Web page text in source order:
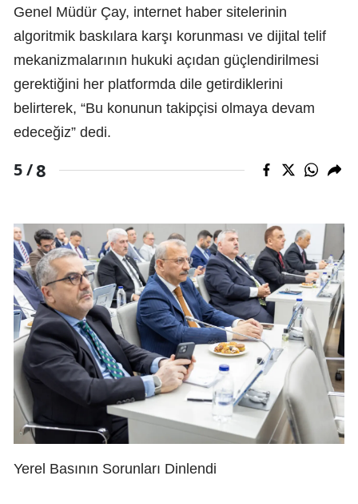
Genel Müdür Çay, internet haber sitelerinin
algoritmik baskılara karşı korunması ve dijital telif
mekanizmalarının hukuki açıdan güçlendirilmesi
gerektiğini her platformda dile getirdiklerini
belirterek, “Bu konunun takipçisi olmaya devam
edeceğiz” dedi.
5 /8
Yerel Basının Sorunları Dinlendi